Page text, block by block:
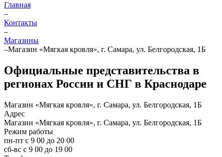
Главная
–
Контакты
–
Магазины
–Магазин «Мягкая кровля», г. Самара, ул. Белгородская, 1Б
Официальные представительства в
регионах России и СНГ в Краснодаре
Магазин «Мягкая кровля», г. Самара, ул. Белгородская, 1Б
Адрес
Магазин «Мягкая кровля», г. Самара, ул. Белгородская, 1Б
Режим работы
пн-пт с 9 00 до 20 00
сб-вс с 9 00 до 19 00